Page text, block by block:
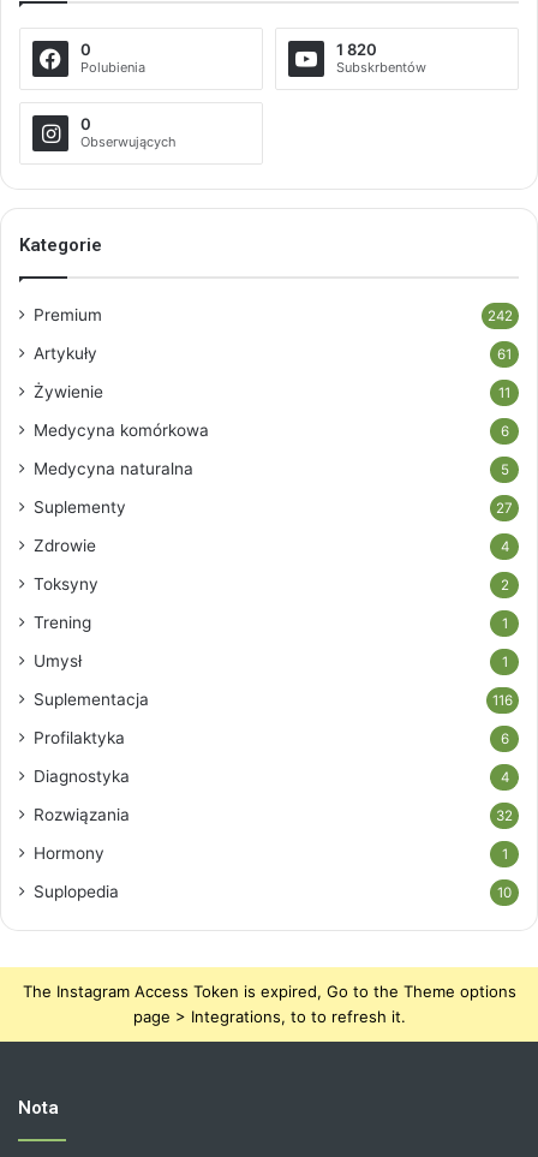
0
Polubienia
1 820
Subskrbentów
0
Obserwujących
Kategorie
Premium 242
Artykuły 61
Żywienie 11
Medycyna komórkowa 6
Medycyna naturalna 5
Suplementy 27
Zdrowie 4
Toksyny 2
Trening 1
Umysł 1
Suplementacja 116
Profilaktyka 6
Diagnostyka 4
Rozwiązania 32
Hormony 1
Suplopedia 10
The Instagram Access Token is expired, Go to the Theme options
page > Integrations, to to refresh it.
Nota